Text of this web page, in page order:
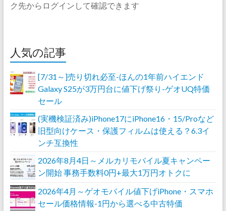
ク先からログインして確認できます
人気の記事
[7/31～]売り切れ必至-ほんの1年前ハイエンド
Galaxy S25が3万円台に値下げ祭り-ゲオUQ特価
セール
(実機検証済み)iPhone17にiPhone16・15/Proなど
旧型向けケース・保護フィルムは使える？6.3イ
ンチ互換性
2026年8月4日～メルカリモバイル夏キャンペー
ン開始 事務手数料0円+最大1万円オトクに
2026年4月～ゲオモバイル値下げiPhone・スマホ
セール価格情報-1円から選べる中古特価